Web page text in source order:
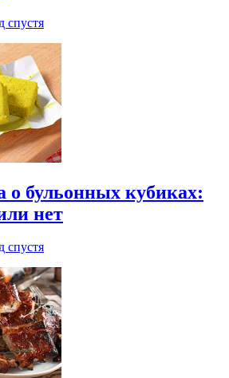
спустя
о бульонных кубиках:
нет
спустя